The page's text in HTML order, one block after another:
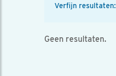
Verfijn resultaten:
Geen resultaten.